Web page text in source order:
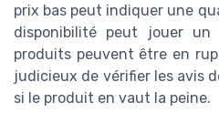
prix bas peut indiquer une
disponibilité peut jouer un
produits peuvent être en
judicieux de vérifier les avis
si le produit en vaut la peine.